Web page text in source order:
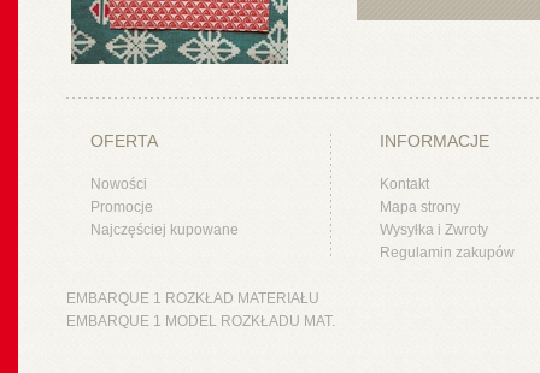
OFERTA
Nowości
Promocje
Najczęściej kupowane
INFORMACJE
Kontakt
Mapa strony
Wysyłka i Zwroty
Regulamin zakupów
EMBARQUE 1 ROZKŁAD MATERIAŁU
EMBARQUE 1 MODEL ROZKŁADU MAT.